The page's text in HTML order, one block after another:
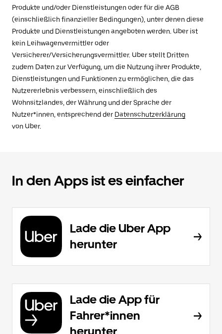
Produkte und/oder Dienstleistungen oder für die AGB
(einschließlich finanzieller Bedingungen), unter denen diese
Produkte und Dienstleistungen angeboten werden. Uber ist
kein Leihwagenvermittler oder
Versicherer/Versicherungsvermittler. Uber stellt Dritten
zudem Daten zur Verfügung, um die Nutzung ihrer Produkte,
Dienstleistungen und Funktionen zu ermöglichen, die das
Nutzererlebnis verbessern, einschließlich des
Wohnsitzlandes, der Währung und der Sprache der
Nutzer*innen, entsprechend der Datenschutzerklärung
von Uber.
In den Apps ist es einfacher
Lade die Uber App
herunter
Lade die App für
Fahrer*innen